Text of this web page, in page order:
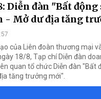
Diễn đàn "Bất
- Mở dư địa tăng
của Liên đoàn thương mại
18/8, Tạp chí Diễn đàn
quan tổ chức Diễn đàn "Bất
tăng trưởng mới".